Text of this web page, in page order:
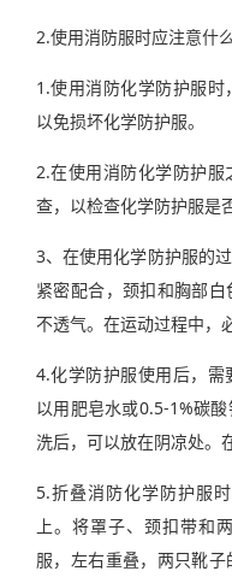
2.使用消防服时应注意什么
1.使用消防化学防护服时
以免损坏化学防护服。
2.在使用消防化学防护
查，以检查化学防护服是
3、在使用化学防护服的
紧密配合，颈扣和胸部
不透气。在运动过程中，
4.化学防护服使用后，
以用肥皂水或0.5-1%碳
洗后，可以放在阴凉处。
5.折叠消防化学防护服
上。将罩子、颈扣带和
服，左右重叠，两只靴